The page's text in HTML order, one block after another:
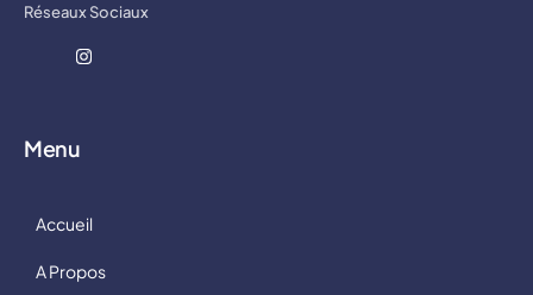
Réseaux Sociaux
Menu
Accueil
A Propos